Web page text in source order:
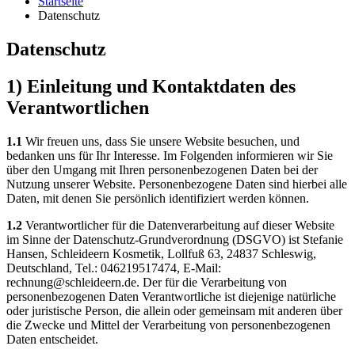
Datenschutz
Datenschutz
1) Einleitung und Kontaktdaten des
Verantwortlichen
1.1 Wir freuen uns, dass Sie unsere Website besuchen, und
bedanken uns für Ihr Interesse. Im Folgenden informieren wir Sie
über den Umgang mit Ihren personenbezogenen Daten bei der
Nutzung unserer Website. Personenbezogene Daten sind hierbei alle
Daten, mit denen Sie persönlich identifiziert werden können.
1.2 Verantwortlicher für die Datenverarbeitung auf dieser Website
im Sinne der Datenschutz-Grundverordnung (DSGVO) ist Stefanie
Hansen, Schleideern Kosmetik, Lollfuß 63, 24837 Schleswig,
Deutschland, Tel.: 046219517474, E-Mail:
rechnung@schleideern.de. Der für die Verarbeitung von
personenbezogenen Daten Verantwortliche ist diejenige natürliche
oder juristische Person, die allein oder gemeinsam mit anderen über
die Zwecke und Mittel der Verarbeitung von personenbezogenen
Daten entscheidet.